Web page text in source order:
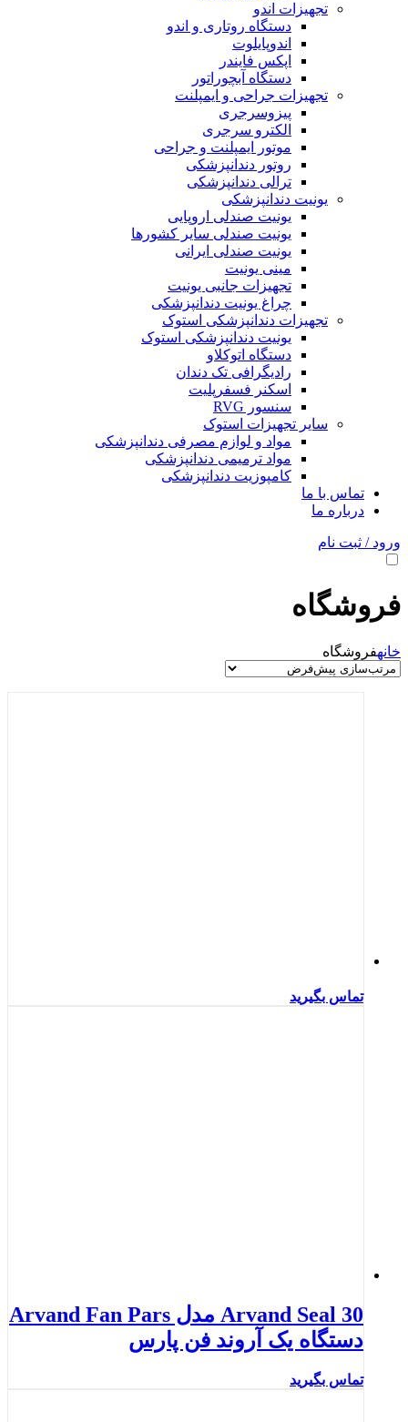
تجهیزات اندو
دستگاه روتاری و اندو
اندوپایلوت
اپکس فایندر
دستگاه آبچوراتور
تجهیزات جراحی و ایمپلنت
پیزوسرجری
الکترو سرجری
موتور ایمپلنت و جراحی
روتور دندانپزشکی
ترالی دندانپزشکی
یونیت دندانپزشکی
یونیت صندلی اروپایی
یونیت صندلی سایر کشورها
یونیت صندلی ایرانی
مینی یونیت
تجهیزات جانبی یونیت
چراغ یونیت دندانپزشکی
تجهیزات دندانپزشکی استوک
یونیت دندانپزشکی استوک
دستگاه اتوکلاو
رادیگرافی تک دندان
اسکنر فسفرپلیت
سنسور RVG
سایر تجهیزات استوک
مواد و لوازم مصرفی دندانپزشکی
مواد ترمیمی دندانپزشکی
کامپوزیت دندانپزشکی
تماس با ما
درباره ما
ورود / ثبت نام
فروشگاه
خانهفروشگاه
تماس بگیرید
Arvand Seal 30 مدل Arvand Fan Pars
دستگاه یک آروند فن پارس
تماس بگیرید